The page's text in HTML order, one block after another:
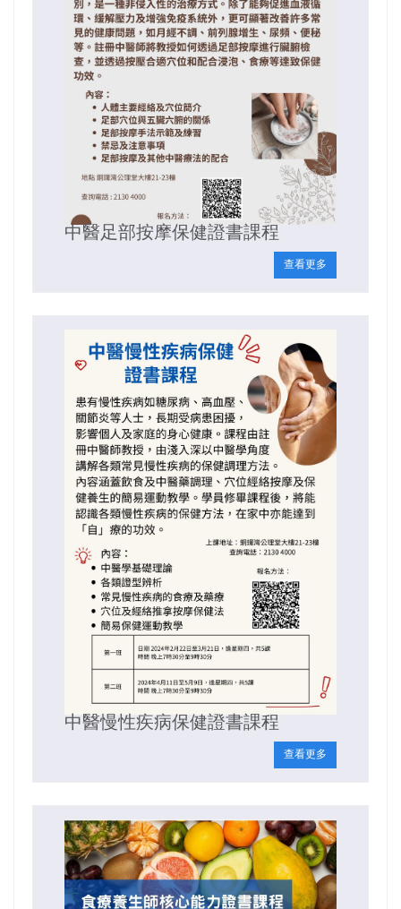
中醫足部按摩保健證書課程
查看更多
中醫慢性疾病保健證書課程
查看更多